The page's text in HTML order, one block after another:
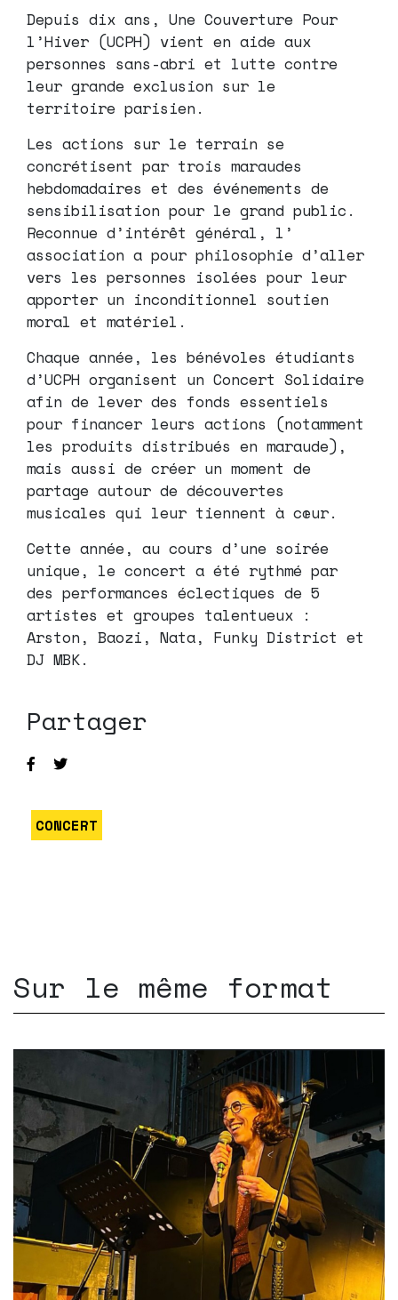
Depuis dix ans, Une Couverture Pour
l’Hiver (UCPH) vient en aide aux
personnes sans-abri et lutte contre
leur grande exclusion sur le
territoire parisien.
Les actions sur le terrain se
concrétisent par trois maraudes
hebdomadaires et des événements de
sensibilisation pour le grand public.
Reconnue d’intérêt général, l’
association a pour philosophie d’aller
vers les personnes isolées pour leur
apporter un inconditionnel soutien
moral et matériel.
Chaque année, les bénévoles étudiants
d’UCPH organisent un Concert Solidaire
afin de lever des fonds essentiels
pour financer leurs actions (notamment
les produits distribués en maraude),
mais aussi de créer un moment de
partage autour de découvertes
musicales qui leur tiennent à cœur.
Cette année, au cours d’une soirée
unique, le concert a été rythmé par
des performances éclectiques de 5
artistes et groupes talentueux :
Arston, Baozi, Nata, Funky District et
DJ MBK.
Partager
CONCERT
Sur le même format